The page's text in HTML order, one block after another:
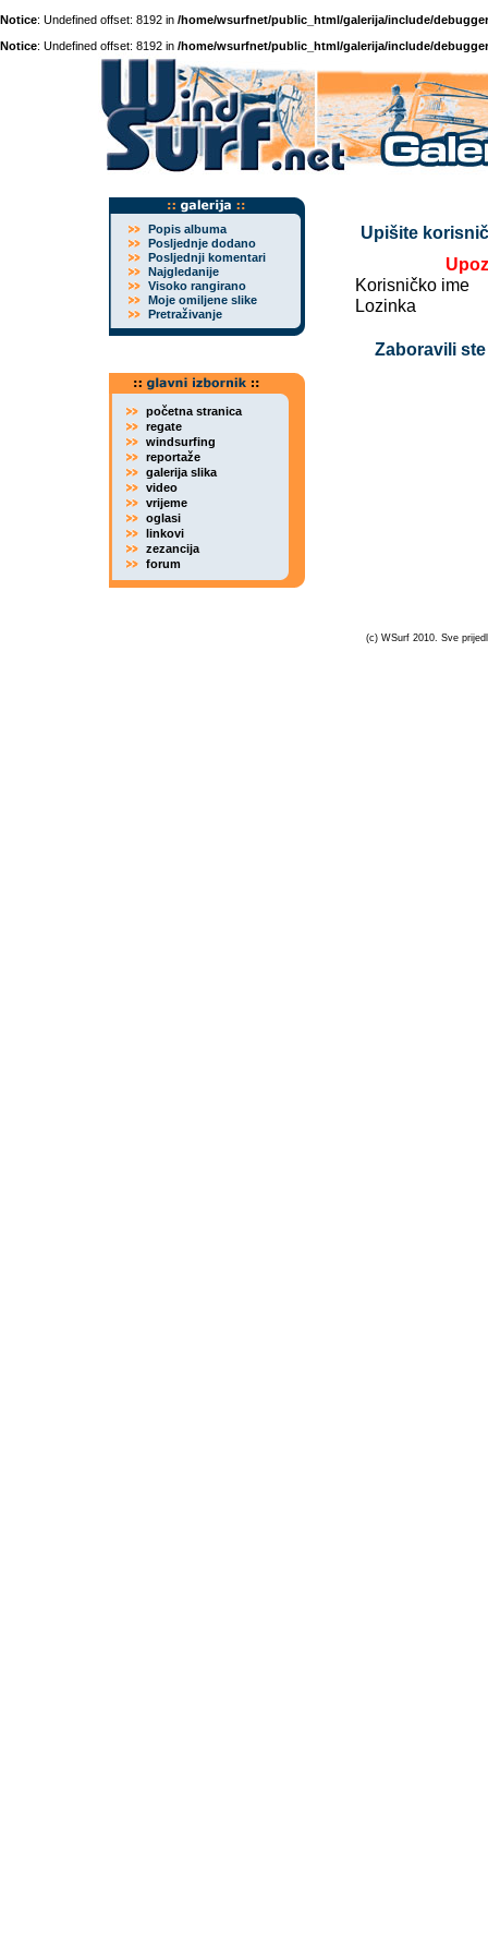
Notice: Undefined offset: 8192 in /home/wsurfnet/public_html/galerija/include/
Notice: Undefined offset: 8192 in /home/wsurfnet/public_html/galerija/include/
Popis albuma
Posljednje dodano
Posljednji komentari
Najgledanije
Visoko rangirano
Moje omiljene slike
Pretraživanje
početna stranica
regate
windsurfing
reportaže
galerija slika
video
vrijeme
oglasi
linkovi
zezancija
forum
Upišite
Korisničko ime
Lozinka
Zaboravili
(c) WSurf 2010. Sve